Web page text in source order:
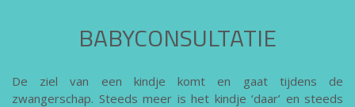
BABYCONSULTATIE
De ziel van een kindje komt en gaat tijdens de
zwangerschap. Steeds meer is het kindje ‘daar’ en steeds